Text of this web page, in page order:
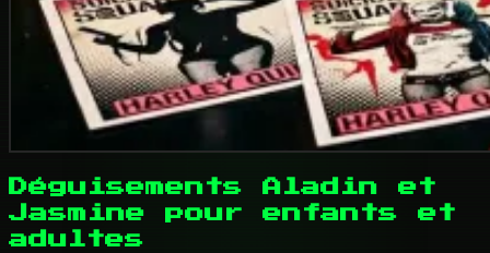
Déguisements Aladin et
Jasmine pour enfants et
adultes